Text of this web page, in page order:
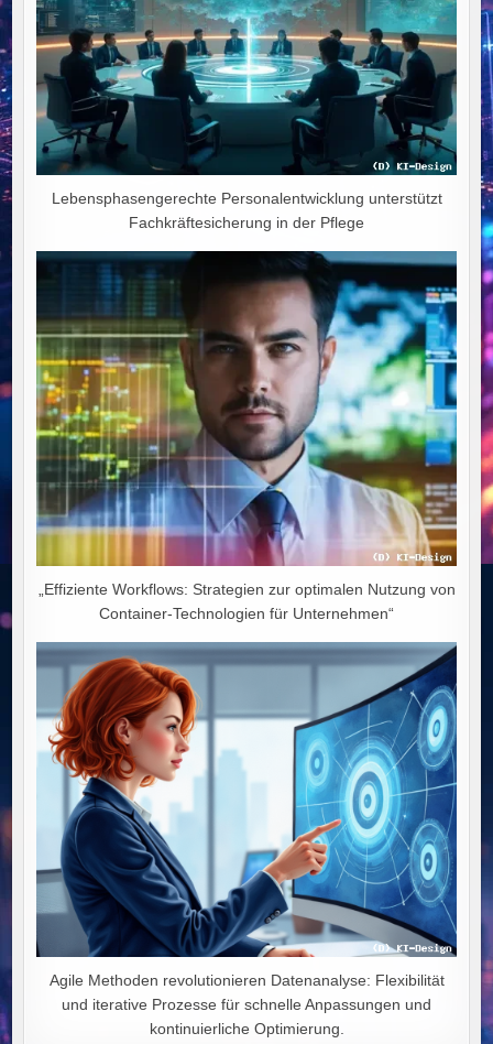
Lebensphasengerechte Personalentwicklung unterstützt
Fachkräftesicherung in der Pflege
„Effiziente Workflows: Strategien zur optimalen Nutzung von
Container-Technologien für Unternehmen“
Agile Methoden revolutionieren Datenanalyse: Flexibilität
und iterative Prozesse für schnelle Anpassungen und
kontinuierliche Optimierung.